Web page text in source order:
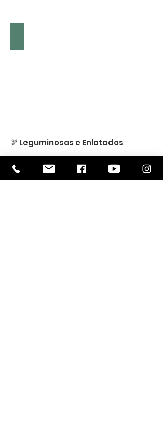
🫘 Leguminosas e Enlatados
Lentilhas Verdes – 1,19€ / 500GErvilhas em Lata – 0,79€ /